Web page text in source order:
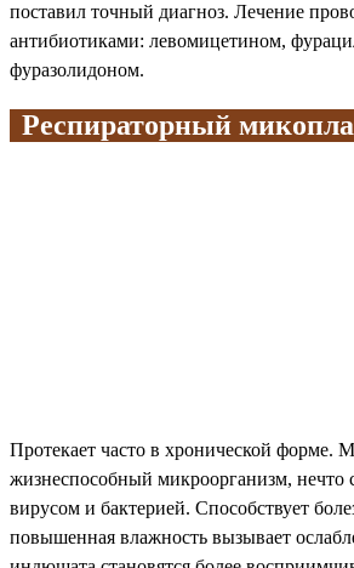
поставил точный диагноз. Лечение
антибиотиками: левомицетином,
фуразолидоном.
Респираторный
Протекает часто в хронической форме.
жизнеспособный микроорганизм, нечто
вирусом и бактерией. Способствует
повышенная влажность вызывает